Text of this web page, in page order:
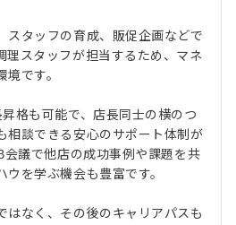
スタッフの育成、販促企画などで
理スタッフが担当するため、マネ
です。
格も可能で、店長同士の横のつ
相談できる安心のサポート体制が
会議で他店の成功事例や課題を共
を学ぶ機会も豊富です。
はなく、その後のキャリアパスも